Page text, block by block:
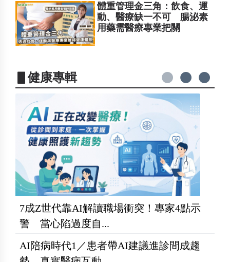
體重管理金三角：飲食、運
動、醫療缺一不可 腸泌素
用藥需醫療專業把關
▋健康專輯
7成Z世代靠AI解讀職場衝突！專家4點示
警 當心陷過度自...
AI陪病時代1／患者帶AI建議進診間成趨